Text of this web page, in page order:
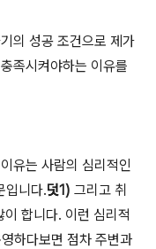
의 성공 조건으로 제가
족시켜야하는 이유를
유는 사람의 심리적인
입니다.덧1) 그리고 취
합니다. 이런 심리적
하다보면 점차 주변과